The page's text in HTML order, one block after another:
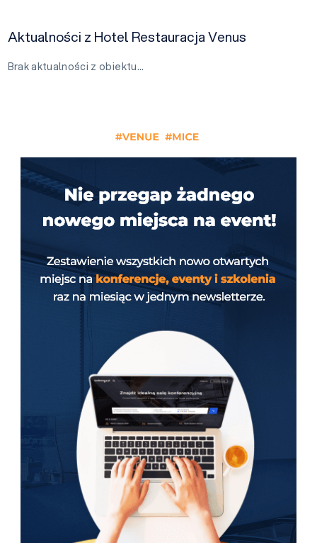
Aktualności z Hotel Restauracja Venus
Brak aktualności z obiektu…